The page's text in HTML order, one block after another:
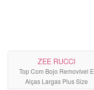
ZEE RUCCI
Top Com Bojo Removível E
Alças Largas Plus Size